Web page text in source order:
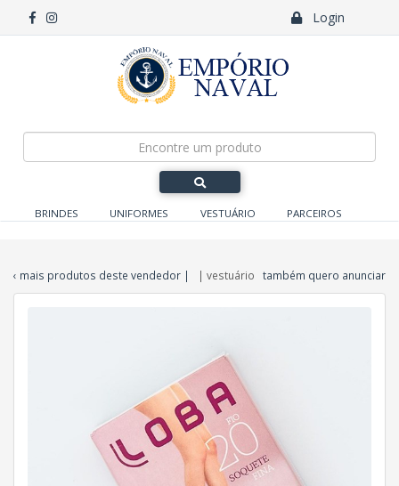
Login
BRINDES UNIFORMES VESTUÁRIO PARCEIROS
‹ mais produtos deste vendedor | | vestuário também quero anunciar